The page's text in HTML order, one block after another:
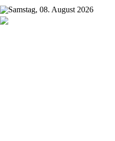
Samstag, 08. August 2026